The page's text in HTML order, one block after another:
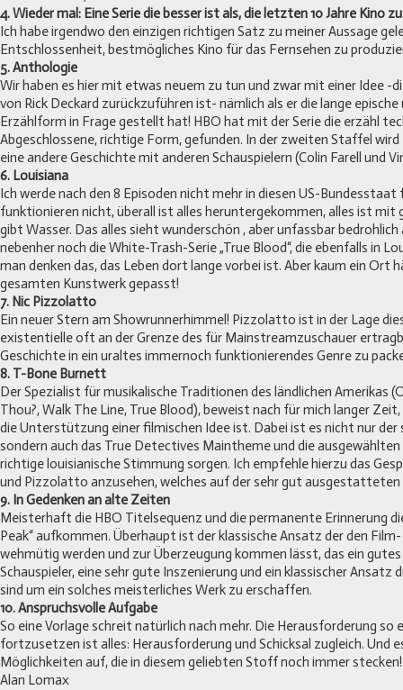
4. Wieder mal: Eine Serie die besser ist als, die letzten 10 Jahre Kino
Ich habe irgendwo den einzigen richtigen Satz zu meiner Aussage
Entschlossenheit, bestmögliches Kino für das Fernsehen zu
5. Anthologie
Wir haben es hier mit etwas neuem zu tun und zwar mit einer Idee -
von Rick Deckard zurückzuführen ist- nämlich als er die lange
Erzählform in Frage gestellt hat! HBO hat mit der Serie die erzähl
Abgeschlossene, richtige Form, gefunden. In der zweiten Staffel wird
eine andere Geschichte mit anderen Schauspielern (Colin Farell und
6. Louisiana
Ich werde nach den 8 Episoden nicht mehr in diesen US-Bundesstaat
funktionieren nicht, überall ist alles heruntergekommen, alles ist mit
gibt Wasser. Das alles sieht wunderschön , aber unfassbar bedrohlich
nebenher noch die White-Trash-Serie „True Blood“, die ebenfalls in
man denken das, das Leben dort lange vorbei ist. Aber kaum ein Ort
gesamten Kunstwerk gepasst!
7. Nic Pizzolatto
Ein neuer Stern am Showrunnerhimmel! Pizzolatto ist in der Lage
existentielle oft an der Grenze des für Mainstreamzuschauer
Geschichte in ein uraltes immernoch funktionierendes Genre zu
8. T-Bone Burnett
Der Spezialist für musikalische Traditionen des ländlichen Amerikas
Thou?, Walk The Line, True Blood), beweist nach für mich langer
die Unterstützung einer filmischen Idee ist. Dabei ist es nicht nur
sondern auch das True Detectives Maintheme und die ausgewählten
richtige louisianische Stimmung sorgen. Ich empfehle hierzu das
und Pizzolatto anzusehen, welches auf der sehr gut
9. In Gedenken an alte Zeiten
Meisterhaft die HBO Titelsequenz und die permanente Erinnerung die
Peak“ aufkommen. Überhaupt ist der klassische Ansatz der den
wehmütig werden und zur Überzeugung kommen lässt, das ein
Schauspieler, eine sehr gute Inszenierung und ein klassischer Ansatz
sind um ein solches meisterliches Werk zu erschaffen.
10. Anspruchsvolle Aufgabe
So eine Vorlage schreit natürlich nach mehr. Die Herausforderung so
fortzusetzen ist alles: Herausforderung und Schicksal zugleich. Und
Möglichkeiten auf, die in diesem geliebten Stoff noch immer stecken!
Alan Lomax